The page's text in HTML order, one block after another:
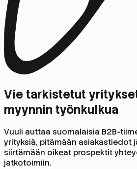
Vie tarkistetut
myynnin työnkulkua
Vuuli auttaa suomalaisia B2B-
yrityksiä, pitämään asiakastiedot
siirtämään oikeat prospektit
jatkotoimiin.